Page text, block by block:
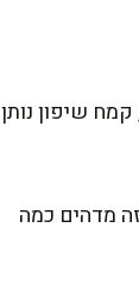
שיפון נותן
מדהים כמה